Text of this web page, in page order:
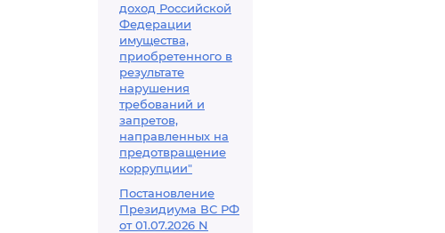
доход Российской
Федерации
имущества,
приобретенного в
результате
нарушения
требований и
запретов,
направленных на
предотвращение
коррупции"
Постановление
Президиума ВС РФ
от 01.07.2026 N